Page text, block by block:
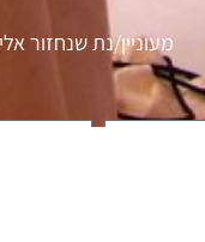
מעוניין/נת שנחזור